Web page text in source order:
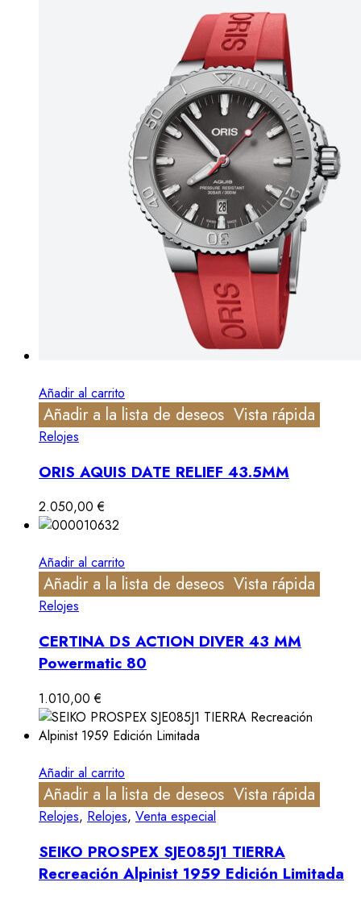
Añadir al carrito
Añadir a la lista de deseos Vista rápida
Relojes
ORIS AQUIS DATE RELIEF 43.5MM
2.050,00€
Añadir al carrito
Añadir a la lista de deseos Vista rápida
Relojes
CERTINA DS ACTION DIVER 43 MM
Powermatic 80
1.010,00€
Añadir al carrito
Añadir a la lista de deseos Vista rápida
Relojes, Relojes, Venta especial
SEIKO PROSPEX SJE085J1 TIERRA
Recreación Alpinist 1959 Edición Limitada